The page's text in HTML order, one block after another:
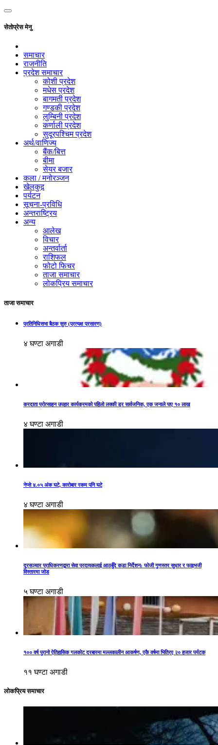
सेतोप्रेस मेनु
समाचार
राजनीति
प्रदेश समाचार
कोशी प्रदेश
मधेस प्रदेश
बागमती प्रदेश
गण्डकी प्रदेश
लुम्बिनी प्रदेश
कर्णाली प्रदेश
सुदूरपश्चिम प्रदेश
अर्थ/वाणिज्य
बैंक/बित्त
बीमा
सेयर बजार
कला / मनोरञ्जन
खेलकुद़़
पर्यटन
सूचना-प्रविधि
अन्तराष्ट्रिय
अन्य
आलेख
विचार
अन्तर्वार्ता
राशिफल
फोटो फिचर
ताजा समाचार
लोकप्रिय समाचार
ताजा समाचार
प्रतिनिधिसभा बैठक सुरु (प्रत्यक्ष प्रसारण)
४ घण्टा अगाडी
करदाता प्रोत्साहन उपहार कार्यक्रमको पहिलो लक्की ड्र सार्वजनिक, एक जनाले पाए १० लाख
४ घण्टा अगाडी
नेप्से ४.०५ अंक घटे, कारोबार रकम पनि घटे
४ घण्टा अगाडी
दूरसञ्चार प्राधिकरणद्वारा सेवा प्रदायकलाई आठबुँदे कडा निर्देशन: फोजी गुणस्तर सुधार र फाइभजी
विस्तारमा जोड
५ घण्टा अगाडी
१०० वर्ष पुरानो ऐतिहासिक गलकोट दरबारमा मल्लकालीन आकर्षण, एकै वर्षमा भित्रिए २० हजार पर्यटक
११ घण्टा अगाडी
लोकप्रिय समाचार